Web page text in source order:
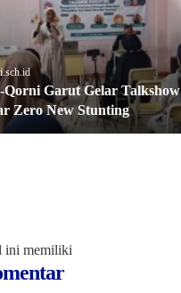
Garut Gelar Talkshow
Zero New Stunting
ini memiliki